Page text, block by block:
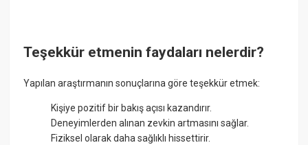
Teşekkür etmenin faydaları nelerdir?
Yapılan araştırmanın sonuçlarına göre teşekkür etmek:
Kişiye pozitif bir bakış açısı kazandırır.
Deneyimlerden alınan zevkin artmasını sağlar.
Fiziksel olarak daha sağlıklı hissettirir.